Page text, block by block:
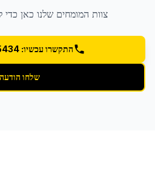
צוות המומחים שלנו כאן
התקשרו עכשיו: 054-742-5434
שלחו הודעה